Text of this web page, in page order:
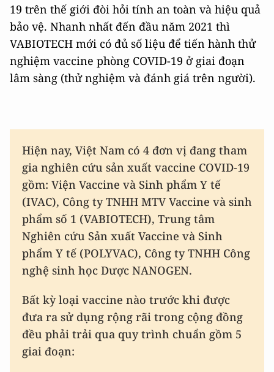
19 trên thế giới đòi hỏi tính an toàn và hiệu quả
bảo vệ. Nhanh nhất đến đầu năm 2021 thì
VABIOTECH mới có đủ số liệu để tiến hành thử
nghiệm vaccine phòng COVID-19 ở giai đoạn
lâm sàng (thử nghiệm và đánh giá trên người).
Hiện nay, Việt Nam có 4 đơn vị đang tham
gia nghiên cứu sản xuất vaccine COVID-19
gồm: Viện Vaccine và Sinh phẩm Y tế
(IVAC), Công ty TNHH MTV Vaccine và sinh
phẩm số 1 (VABIOTECH), Trung tâm
Nghiên cứu Sản xuất Vaccine và Sinh
phẩm Y tế (POLYVAC), Công ty TNHH Công
nghệ sinh học Dược NANOGEN.
Bất kỳ loại vaccine nào trước khi được
đưa ra sử dụng rộng rãi trong cộng đồng
đều phải trải qua quy trình chuẩn gồm 5
giai đoạn: